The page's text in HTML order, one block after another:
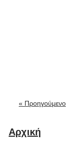
« Προηγούμενο
Αρχική